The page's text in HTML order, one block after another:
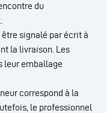
du
signalé par écrit à
la livraison. Les
leur emballage
correspond à la
le professionnel